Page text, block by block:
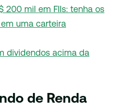
200 mil em FIIs: tenha os
uma carteira
dividendos acima da
de Renda